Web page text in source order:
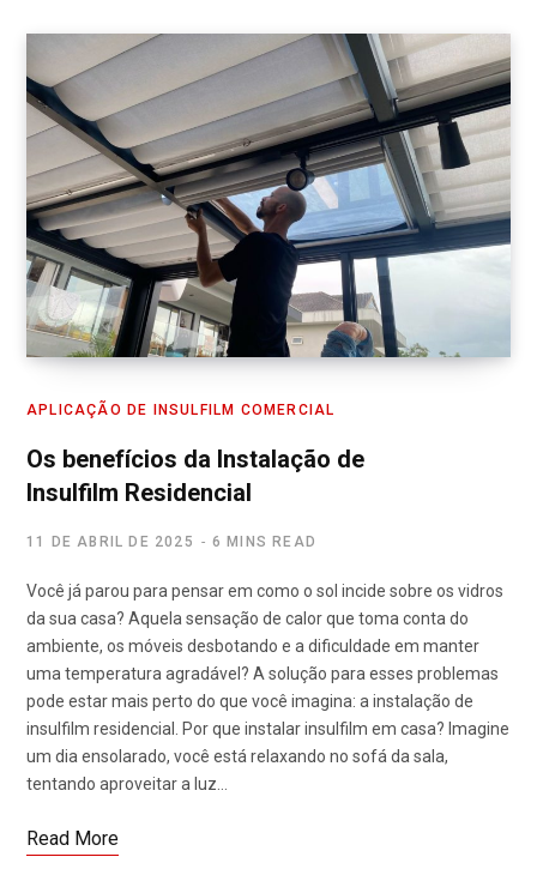
APLICAÇÃO DE INSULFILM COMERCIAL
Os benefícios da Instalação de
Insulfilm Residencial
11 DE ABRIL DE 2025 6 MINS READ
Você já parou para pensar em como o sol incide sobre os vidros
da sua casa? Aquela sensação de calor que toma conta do
ambiente, os móveis desbotando e a dificuldade em manter
uma temperatura agradável? A solução para esses problemas
pode estar mais perto do que você imagina: a instalação de
insulfilm residencial. Por que instalar insulfilm em casa? Imagine
um dia ensolarado, você está relaxando no sofá da sala,
tentando aproveitar a luz…
Read More